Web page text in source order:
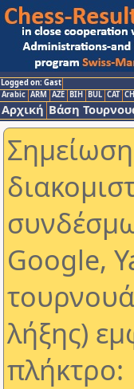
Logged on: Gast
Arabic ARM AZE BIH BUL CAT
Αρχική Βάση
Google,
λήξης)
πλήκτρο: